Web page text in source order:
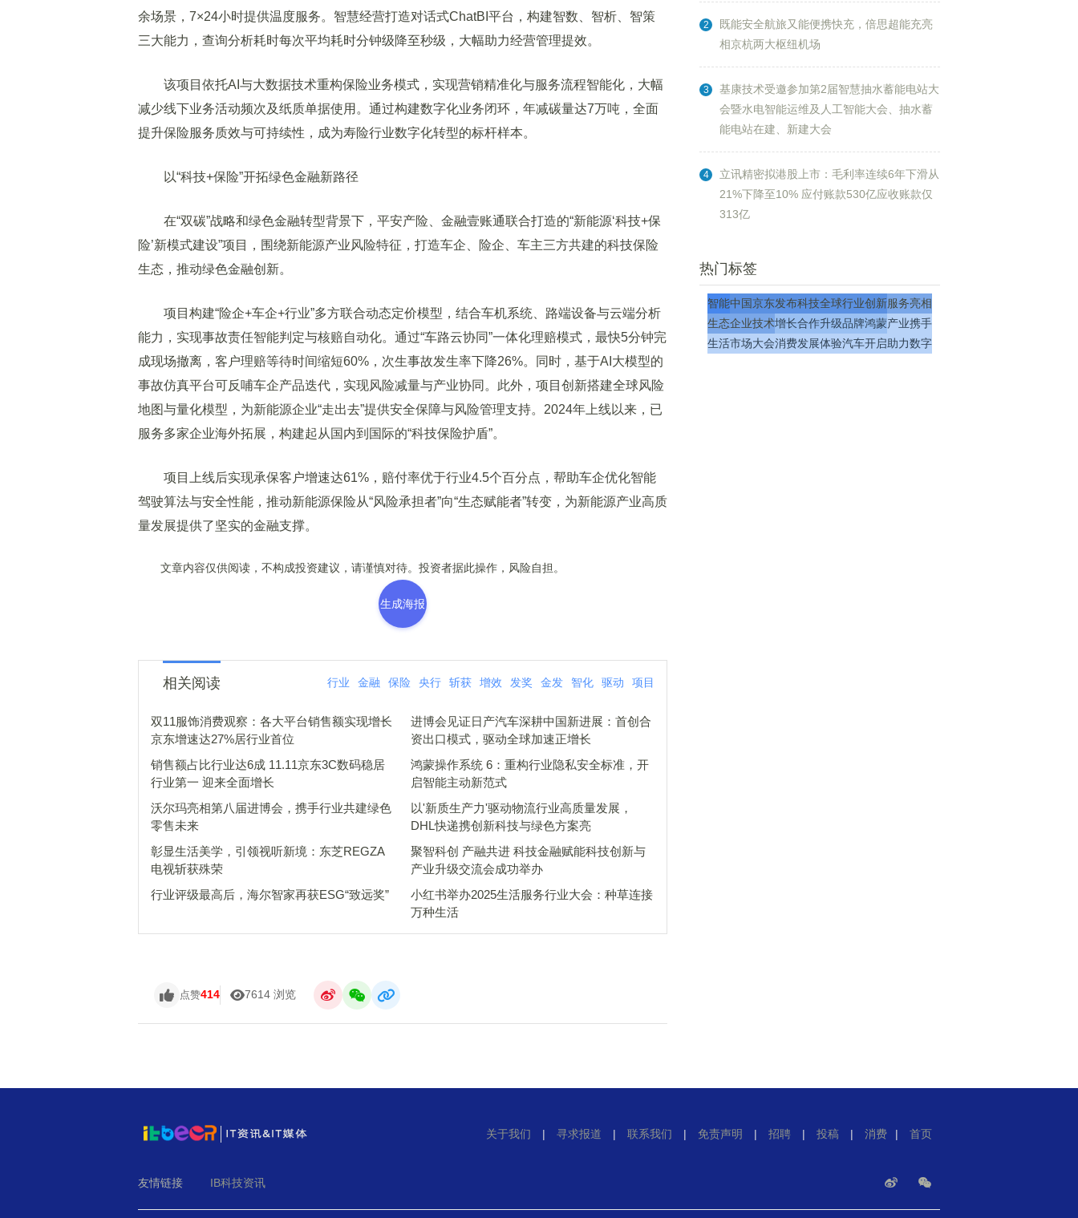
余场景，7×24小时提供温度服务。智慧经营打造对话式ChatBI平台，构建智数、智析、智策
三大能力，查询分析耗时每次平均耗时分钟级降至秒级，大幅助力经营管理提效。
该项目依托AI与大数据技术重构保险业务模式，实现营销精准化与服务流程智能化，大幅
减少线下业务活动频次及纸质单据使用。通过构建数字化业务闭环，年减碳量达7万吨，全面
提升保险服务质效与可持续性，成为寿险行业数字化转型的标杆样本。
以“科技+保险”开拓绿色金融新路径
在“双碳”战略和绿色金融转型背景下，平安产险、金融壹账通联合打造的“新能源‘科技+保
险’新模式建设”项目，围绕新能源产业风险特征，打造车企、险企、车主三方共建的科技保险
生态，推动绿色金融创新。
项目构建“险企+车企+行业”多方联合动态定价模型，结合车机系统、路端设备与云端分析
能力，实现事故责任智能判定与核赔自动化。通过“车路云协同”一体化理赔模式，最快5分钟完
成现场撤离，客户理赔等待时间缩短60%，次生事故发生率下降26%。同时，基于AI大模型的
事故仿真平台可反哺车企产品迭代，实现风险减量与产业协同。此外，项目创新搭建全球风险
地图与量化模型，为新能源企业“走出去”提供安全保障与风险管理支持。2024年上线以来，已
服务多家企业海外拓展，构建起从国内到国际的“科技保险护盾”。
项目上线后实现承保客户增速达61%，赔付率优于行业4.5个百分点，帮助车企优化智能
驾驶算法与安全性能，推动新能源保险从“风险承担者”向“生态赋能者”转变，为新能源产业高质
量发展提供了坚实的金融支撑。
文章内容仅供阅读，不构成投资建议，请谨慎对待。投资者据此操作，风险自担。
生成海报
相关阅读 行业 金融 保险 央行 斩获 增效 发奖 金发 智化 驱动 项目
双11服饰消费观察：各大平台销售额实现增长
京东增速达27%居行业首位
进博会见证日产汽车深耕中国新进展：首创合
资出口模式，驱动全球加速正增长
销售额占比行业达6成 11.11京东3C数码稳居
行业第一 迎来全面增长
鸿蒙操作系统 6：重构行业隐私安全标准，开
启智能主动新范式
沃尔玛亮相第八届进博会，携手行业共建绿色
零售未来
以'新质生产力'驱动物流行业高质量发展，
DHL快递携创新科技与绿色方案亮
彰显生活美学，引领视听新境：东芝REGZA
电视斩获殊荣
聚智科创 产融共进 科技金融赋能科技创新与
产业升级交流会成功举办
行业评级最高后，海尔智家再获ESG“致远奖”
小红书举办2025生活服务行业大会：种草连接
万种生活
点赞414 7614 浏览
2
既能安全航旅又能便携快充，倍思超能充亮
相京杭两大枢纽机场
3
基康技术受邀参加第2届智慧抽水蓄能电站大
会暨水电智能运维及人工智能大会、抽水蓄
能电站在建、新建大会
4
立讯精密拟港股上市：毛利率连续6年下滑从
21%下降至10% 应付账款530亿应收账款仅
313亿
热门标签
智能中国京东发布科技全球行业创新服务亮相
生态企业技术增长合作升级品牌鸿蒙产业携手
生活市场大会消费发展体验汽车开启助力数字
关于我们 | 寻求报道 | 联系我们 | 免责声明 | 招聘 | 投稿 | 消费 | 首页
友情链接 IB科技资讯